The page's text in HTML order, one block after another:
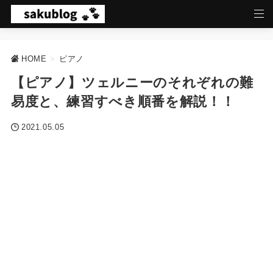
HOME > ピアノ
【ピアノ】ツェルニーのそれぞれの難
易度と、練習すべき順番を解説！！
2021.05.05